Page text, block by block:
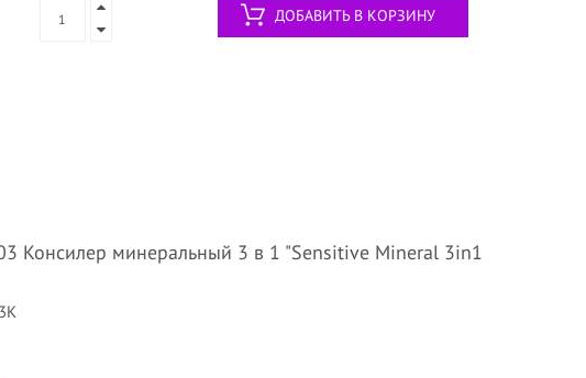
ДОБАВИТЬ В КОРЗИНУ
Консилер минеральный 3 в 1 "Sensitive Mineral 3in1